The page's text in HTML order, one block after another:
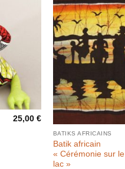
25,00€ Rupture de stock
BATIKS AFRICAINS
Batik africain
« Cérémonie sur le
lac »